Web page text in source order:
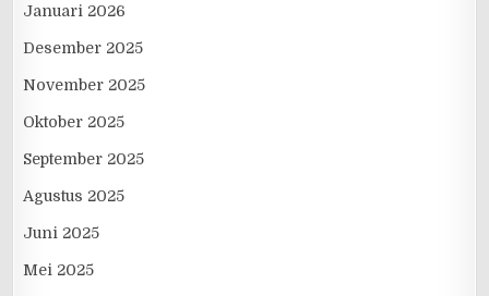
Januari 2026
Desember 2025
November 2025
Oktober 2025
September 2025
Agustus 2025
Juni 2025
Mei 2025